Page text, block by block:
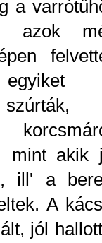
a
azok
szúrták,
mint akik
ill' a
A
jól